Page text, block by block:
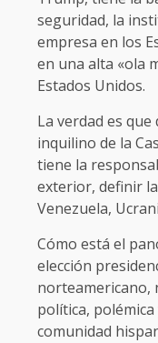
seguridad, la
empresa en los
en una alta «ola
Estados Unidos.
La verdad es
inquilino de la
tiene la
exterior, definir
Venezuela,
Cómo está el
elección
norteamericano,
política,
comunidad